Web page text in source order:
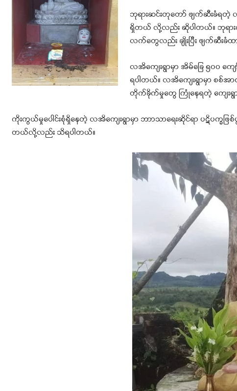
ဘုရားဆင်းတုတော် ဖျက်ဆီးခံရတဲ့
ရှိတယ် လို့လည်း ဆိုပါတယ်။ ဘုရားဆ
လက်တွေလည်း ချိုးပြီး ဖျက်ဆီး
လအိကျေးရွာမှာ အိမ်ခြေ ၅၀၀
ရပါတယ်။ လအိကျေးရွာမှာ စစ်အ
တိုက်ခိုက်မှုတွေ ကြုံနေရတဲ့ ကျေးရွ
ကိုးကွယ်မှု‌ပေါင်းစုံရှိနေတဲ့ လအိကျေးရွာမှာ ဘာာသာရေးဆိုင်ရာ ပဋိပက္ခ
တယ်လို့လည်း သိရပါတယ်။